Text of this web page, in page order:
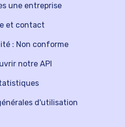
une entreprise
notre API
et contact
: Non conforme
d'utilisation